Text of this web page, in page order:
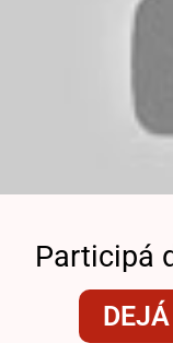
Participá